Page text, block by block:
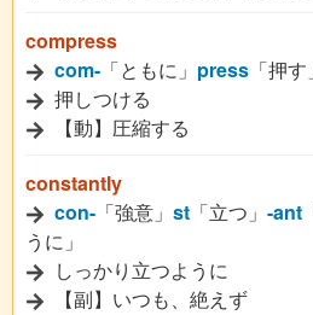
compress
com- 「ともに」 press 「押す
押しつける
【動】圧縮する
constantly
con- 「強意」 st 「立つ」 -ant
うに」
しっかり立つように
【副】いつも、絶えず